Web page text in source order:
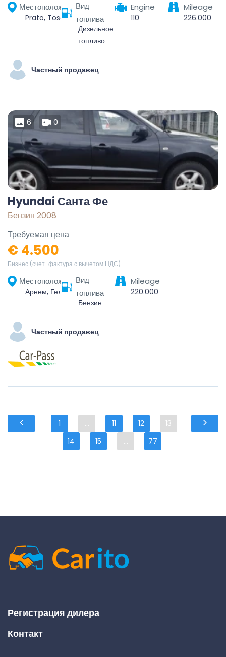
Местоположение
Prato, Toscana, 59100, Italia
Вид
топлива
Дизельное
топливо
Engine
110
Mileage
226.000
Частный продавец
6 0
Hyundai Санта Фе
Бензин 2008
Требуемая цена
€ 4.500
Бизнес (счет-фактура с вычетом НДС)
Местоположение
Арнем, Гелдерланд, Нидерланды
Вид
топлива
Бензин
Mileage
220.000
Частный продавец
1 ... 11 12
13
14
15 ... 77
Регистрация дилера
Контакт